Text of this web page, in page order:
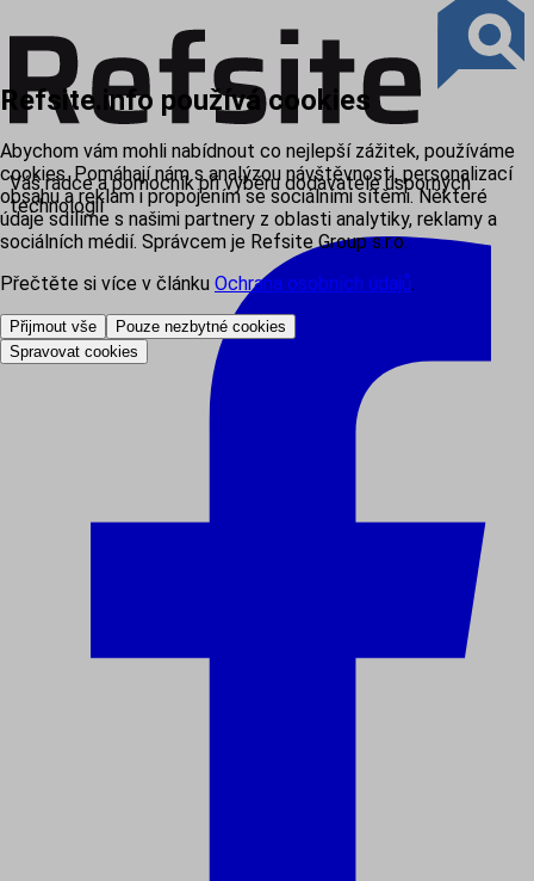
Váš rádce a pomocník při výběru dodavatele úsporných
technologií
Refsite.info používá cookies
Abychom vám mohli nabídnout co nejlepší zážitek, používáme
cookies. Pomáhají nám s analýzou návštěvnosti, personalizací
obsahu a reklam i propojením se sociálními sítěmi. Některé
údaje sdílíme s našimi partnery z oblasti analytiky, reklamy a
sociálních médií. Správcem je Refsite Group s.r.o.
Přečtěte si více v článku Ochrana osobních údajů.
Přijmout vše
Pouze nezbytné cookies
Spravovat cookies